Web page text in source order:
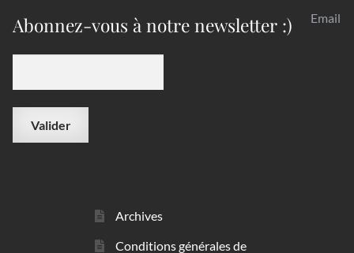
Abonnez-vous à notre newsletter :) Email
Archives
Conditions générales de